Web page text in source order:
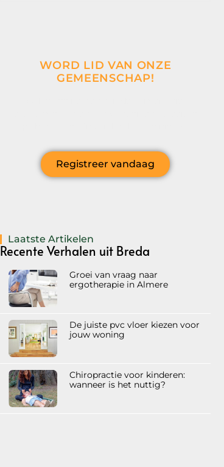
WORD LID VAN ONZE
GEMEENSCHAP!
Registreer vandaag
Laatste Artikelen
Recente Verhalen uit Breda
Groei van vraag naar
ergotherapie in Almere
De juiste pvc vloer kiezen voor
jouw woning
Chiropractie voor kinderen:
wanneer is het nuttig?